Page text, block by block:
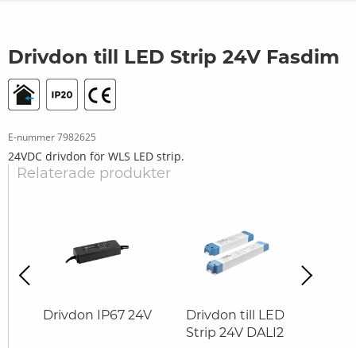
Drivdon till LED Strip 24V Fasdim
E-nummer7982625
24VDC drivdon för WLS LED strip.
Relaterade produkter
Drivdon IP67 24V
Drivdon till LED
Strip 24V DALI2
Next